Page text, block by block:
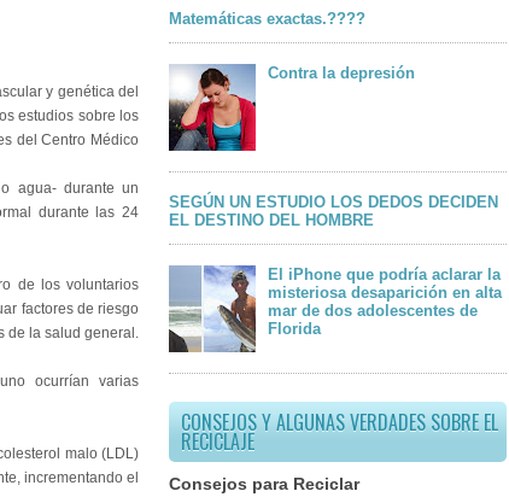
y genética del
estudios sobre los
del Centro Médico
agua- durante un
durante las 24
de los voluntarios
factores de riesgo
de la salud general.
ocurrían varias
malo (LDL)
incrementando el
Matemáticas exactas.????
Contra la depresión
SEGÚN UN ESTUDIO LOS DEDOS DECIDEN
EL DESTINO DEL HOMBRE
El iPhone que podría aclarar la
misteriosa desaparición en alta
mar de dos adolescentes de
Florida
CONSEJOS Y ALGUNAS VERDADES SOBRE EL
RECICLAJE
Consejos para Reciclar